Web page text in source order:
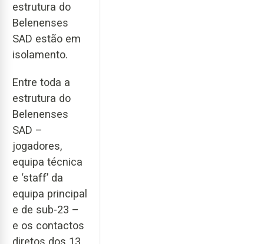
estrutura do
Belenenses
SAD estão em
isolamento.
Entre toda a
estrutura do
Belenenses
SAD –
jogadores,
equipa técnica
e ‘staff’ da
equipa principal
e de sub-23 –
e os contactos
diretos dos 13